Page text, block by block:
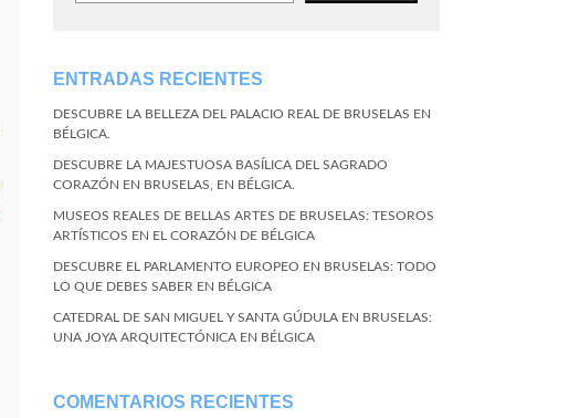
ENTRADAS RECIENTES
DESCUBRE LA BELLEZA DEL PALACIO REAL DE BRUSELAS EN
BÉLGICA.
DESCUBRE LA MAJESTUOSA BASÍLICA DEL SAGRADO
CORAZÓN EN BRUSELAS, EN BÉLGICA.
MUSEOS REALES DE BELLAS ARTES DE BRUSELAS: TESOROS
ARTÍSTICOS EN EL CORAZÓN DE BÉLGICA
DESCUBRE EL PARLAMENTO EUROPEO EN BRUSELAS: TODO
LO QUE DEBES SABER EN BÉLGICA
CATEDRAL DE SAN MIGUEL Y SANTA GÚDULA EN BRUSELAS:
UNA JOYA ARQUITECTÓNICA EN BÉLGICA
COMENTARIOS RECIENTES